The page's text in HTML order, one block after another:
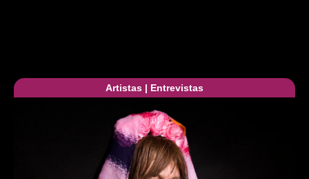
Artistas | Entrevistas